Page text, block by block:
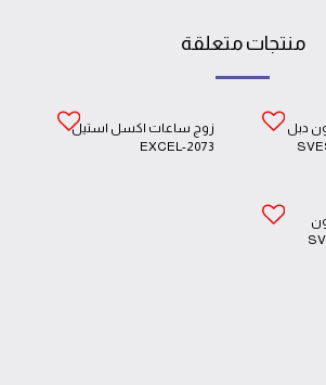
منتجات متعلقة
ساعات سفيستون دبل
زوج ساعات اكسل استيل
EXCEL-2073